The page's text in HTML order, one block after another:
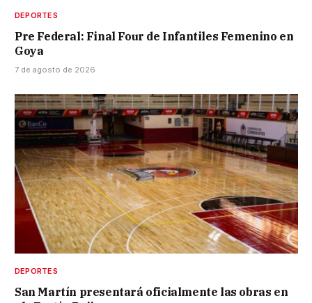
DEPORTES
Pre Federal: Final Four de Infantiles Femenino en
Goya
7 de agosto de 2026
DEPORTES
San Martín presentará oficialmente las obras en